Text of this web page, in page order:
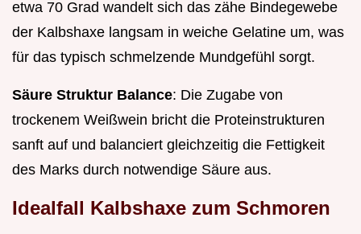
etwa 70 Grad wandelt sich das zähe Bindegewebe
der Kalbshaxe langsam in weiche Gelatine um, was
für das typisch schmelzende Mundgefühl sorgt.
Säure Struktur Balance: Die Zugabe von
trockenem Weißwein bricht die Proteinstrukturen
sanft auf und balanciert gleichzeitig die Fettigkeit
des Marks durch notwendige Säure aus.
Idealfall Kalbshaxe zum Schmoren